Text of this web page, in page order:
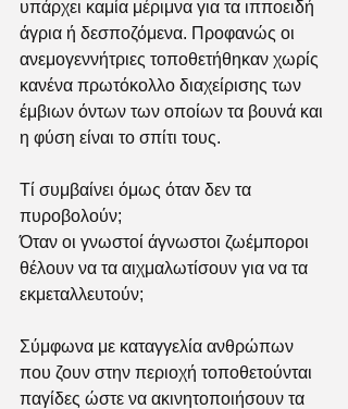
υπάρχει καμία μέριμνα για τα ιπποειδή
άγρια ή δεσποζόμενα. Προφανώς οι
ανεμογεννήτριες τοποθετήθηκαν χωρίς
κανένα πρωτόκολλο διαχείρισης των
έμβιων όντων των οποίων τα βουνά και
η φύση είναι το σπίτι τους.
Τί συμβαίνει όμως όταν δεν τα
πυροβολούν;
Όταν οι γνωστοί άγνωστοι ζωέμποροι
θέλουν να τα αιχμαλωτίσουν για να τα
εκμεταλλευτούν;
Σύμφωνα με καταγγελία ανθρώπων
που ζουν στην περιοχή τοποθετούνται
παγίδες ώστε να ακινητοποιήσουν τα